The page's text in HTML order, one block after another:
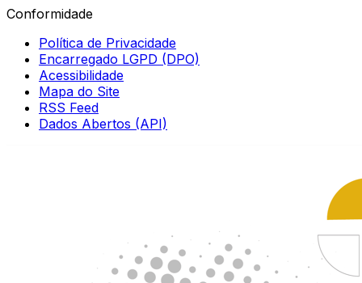
Conformidade
Política de Privacidade
Encarregado LGPD (DPO)
Acessibilidade
Mapa do Site
RSS Feed
Dados Abertos (API)